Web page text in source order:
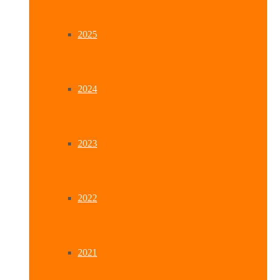
2025
2024
2023
2022
2021